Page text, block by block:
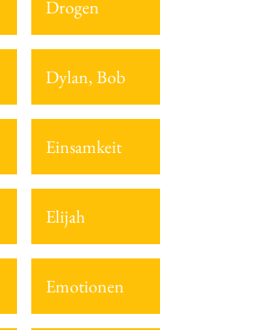
Drogen
Dylan, Bob
Einsamkeit
Elijah
Emotionen